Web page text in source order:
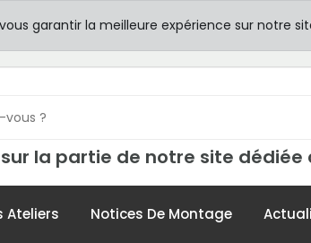
la partie de notre site dédiée
Ateliers Notices De Montage
garantir la meilleure expérience sur notre